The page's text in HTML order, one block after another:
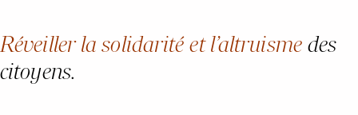
Réveiller la solidarité et l’altruismedes
citoyens.